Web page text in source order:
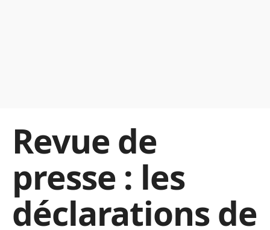
Revue de
presse : les
déclarations de